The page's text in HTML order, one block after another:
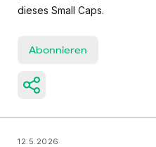
dieses Small Caps.
Abonnieren
12.5.2026